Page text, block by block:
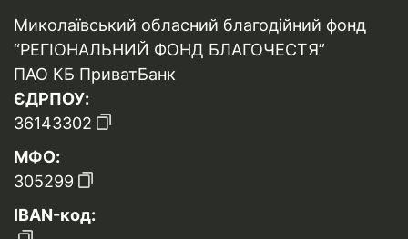
Миколаївський обласний благодійний фонд
“РЕГІОНАЛЬНИЙ ФОНД БЛАГОЧЕСТЯ”
ПАО КБ ПриватБанк
ЄДРПОУ:
36143302
МФО:
305299
IBAN-код: